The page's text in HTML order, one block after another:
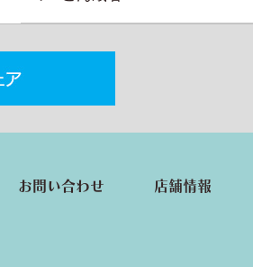
お問い合わせ 店舗情報